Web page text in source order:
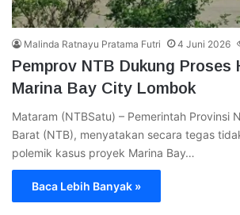
Malinda Ratnayu Pratama Futri 4 Juni 2026
Pemprov NTB Dukung Proses
Marina Bay City Lombok
Mataram (NTBSatu) – Pemerintah Provinsi
Barat (NTB), menyatakan secara tegas
polemik kasus proyek Marina Bay…
Baca Lebih Banyak »